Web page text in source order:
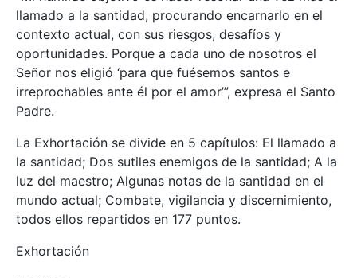
llamado a la santidad, procurando encarnarlo en el
contexto actual, con sus riesgos, desafíos y
oportunidades. Porque a cada uno de nosotros el
Señor nos eligió ‘para que fuésemos santos e
irreprochables ante él por el amor’”, expresa el Santo
Padre.
La Exhortación se divide en 5 capítulos: El llamado a
la santidad; Dos sutiles enemigos de la santidad; A la
luz del maestro; Algunas notas de la santidad en el
mundo actual; Combate, vigilancia y discernimiento,
todos ellos repartidos en 177 puntos.
Exhortación